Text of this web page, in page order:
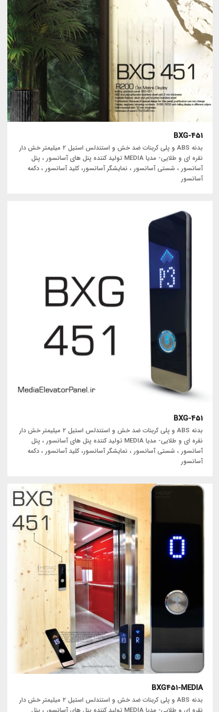
BXG-451
بدنه ABS و پلی کربنات ضد خش و استندلس استیل ۲ میلیمتر خش دار
نقره ای و طلایی- مدیا MEDIA تولید کننده پنل های آسانسور ، پنل
آسانسور ، شستی آسانسور ، نمایشگر آسانسور، کلید آسانسور ، دکمه
آسانسور
BXG-451
بدنه ABS و پلی کربنات ضد خش و استندلس استیل ۲ میلیمتر خش دار
نقره ای و طلایی- مدیا MEDIA تولید کننده پنل های آسانسور ، پنل
آسانسور ، شستی آسانسور ، نمایشگر آسانسور، کلید آسانسور ، دکمه
آسانسور
BXG451-MEDIA
بدنه ABS و پلی کربنات ضد خش و استندلس استیل ۲ میلیمتر خش دار